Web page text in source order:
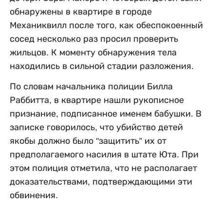
обнаружены в квартире в городе
Механиквилл после того, как обеспокоенный
сосед несколько раз просил проверить
жильцов. К моменту обнаружения тела
находились в сильной стадии разложения.
По словам начальника полиции Билла
Раббитта, в квартире нашли рукописное
признание, подписанное именем бабушки. В
записке говорилось, что убийство детей
якобы должно было "защитить” их от
предполагаемого насилия в штате Юта. При
этом полиция отметила, что не располагает
доказательствами, подтверждающими эти
обвинения.